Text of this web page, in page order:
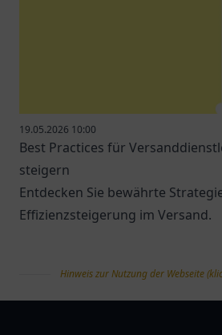
19.05.2026 10:00
Best Practices für
steigern
Entdecken Sie bewährte
Effizienzsteigerung im Versand.
Hinweis zur Nutzung der Webseite